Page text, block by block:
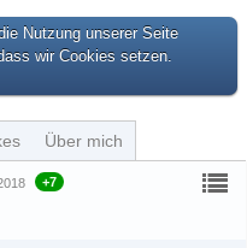
Nutzung unserer Seite
wir Cookies setzen.
Über mich
+7